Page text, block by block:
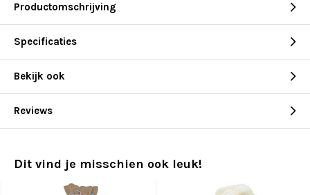
Productomschrijving
Specificaties
Bekijk ook
Reviews
Dit vind je misschien ook leuk!